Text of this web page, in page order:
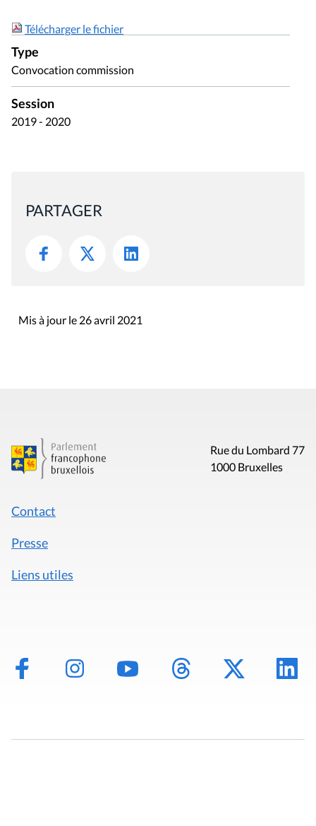
Télécharger le fichier
Type
Convocation commission
Session
2019 - 2020
PARTAGER
Mis à jour le 26 avril 2021
Rue du Lombard 77
1000 Bruxelles
Contact
Presse
Liens utiles